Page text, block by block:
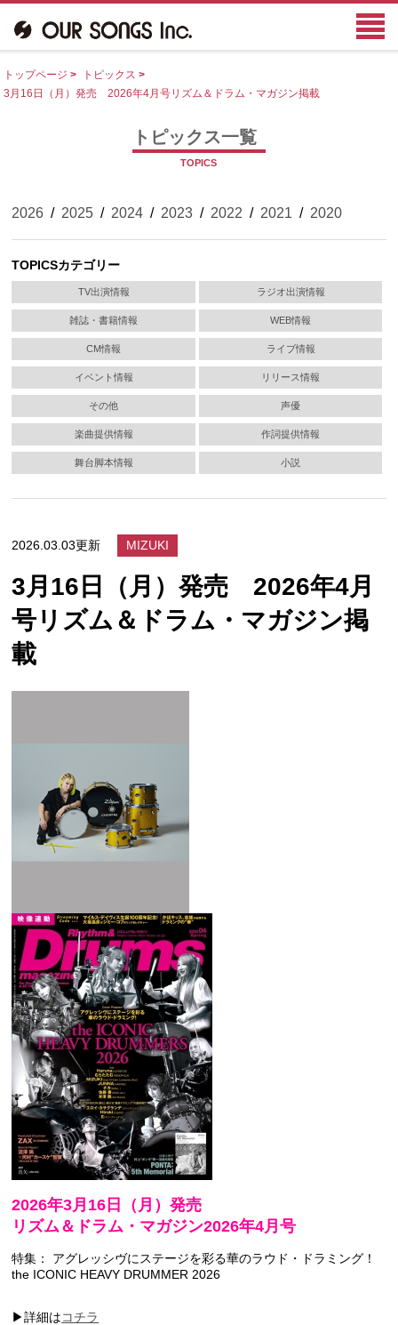
トップページ > トピックス >
3月16日（月）発売 2026年4月号リズム＆ドラム・マガジン掲載
トピックス一覧
TOPICS
2026 / 2025 / 2024 / 2023 / 2022 / 2021 / 2020
TOPICSカテゴリー
TV出演情報 ラジオ出演情報
雑誌・書籍情報 WEB情報
CM情報 ライブ情報
イベント情報 リリース情報
その他 声優
楽曲提供情報 作詞提供情報
舞台脚本情報 小説
2026.03.03更新 MIZUKI
3月16日（月）発売 2026年4月
号リズム＆ドラム・マガジン掲
載
2026年3月16日（月）発売
リズム＆ドラム・マガジン2026年4月号
特集： アグレッシヴにステージを彩る華のラウド・ドラミング！
the ICONIC HEAVY DRUMMER 2026
▶詳細はコチラ